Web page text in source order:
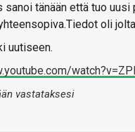
sanoi tänään että tuo
oli
uutiseen.
vastataksesi